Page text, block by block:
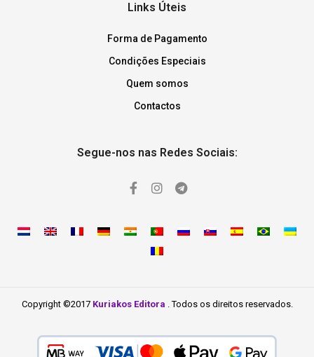
Links Úteis
Forma de Pagamento
Condições Especiais
Quem somos
Contactos
Segue-nos nas Redes Sociais:
Copyright ©2017 Kuriakos Editora . Todos os direitos reservados.